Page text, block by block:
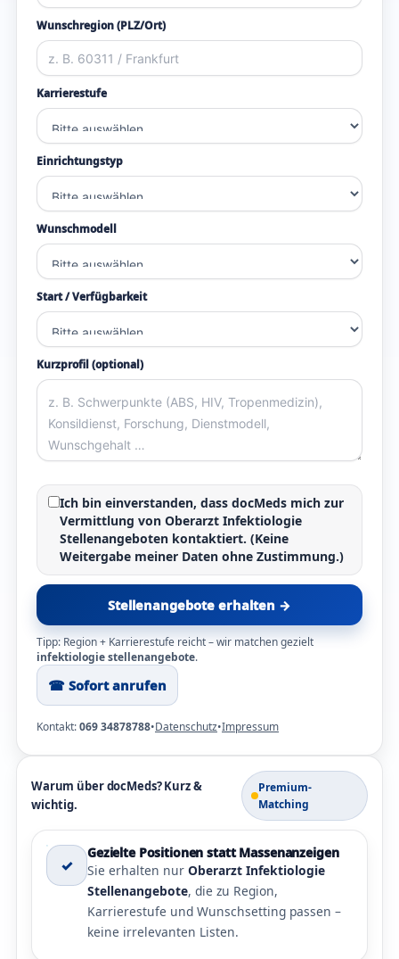
Wunschregion (PLZ/Ort)
Karrierestufe
Einrichtungstyp
Wunschmodell
Start / Verfügbarkeit
Kurzprofil (optional)
Ich bin einverstanden, dass docMeds mich zur
Vermittlung von Oberarzt Infektiologie
Stellenangeboten kontaktiert. (Keine
Weitergabe meiner Daten ohne Zustimmung.)
Stellenangebote erhalten →
Tipp: Region + Karrierestufe reicht – wir matchen gezielt
infektiologie stellenangebote.
☎︎ Sofort anrufen
Kontakt:069 34878788•Datenschutz•Impressum
Warum über docMeds? Kurz &
wichtig.
Premium-
Matching
✓
Gezielte Positionen statt Massenanzeigen
Sie erhalten nur Oberarzt Infektiologie
Stellenangebote, die zu Region,
Karrierestufe und Wunschsetting passen –
keine irrelevanten Listen.